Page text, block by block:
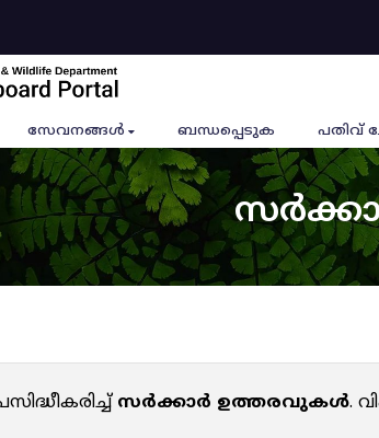
സേവനങ്ങൾ ബന്ധപ്പെടുക പതിവ്
സർക്കാർ ഉത്തരവുകൾ.